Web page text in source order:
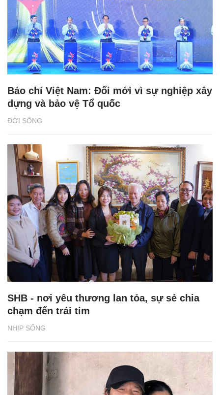
ĐỜI SỐNG
Báo chí Việt Nam: Đổi mới vì sự nghiệp xây
dựng và bảo vệ Tổ quốc
NHỊP SỐNG
SHB - nơi yêu thương lan tỏa, sự sẻ chia
chạm đến trái tim